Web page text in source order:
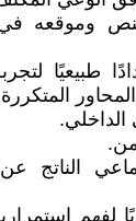
للنص وموقعه
طبيعيًا
الداخلي.
الناتج
لفهم